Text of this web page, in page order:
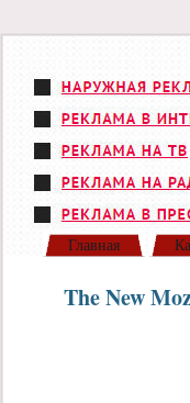
Главная
The New